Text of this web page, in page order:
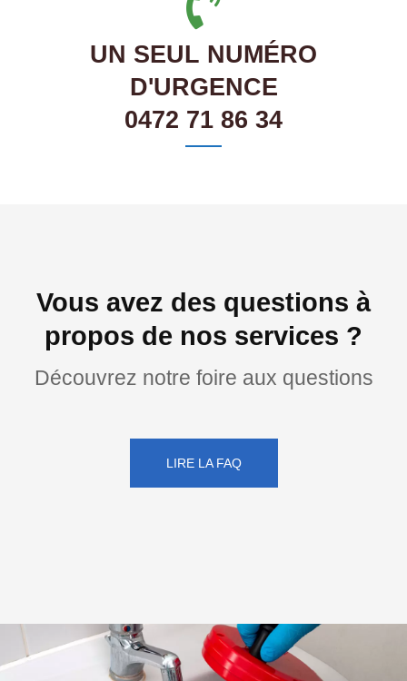
UN SEUL NUMÉRO
D'URGENCE
0472 71 86 34
Vous avez des questions à
propos de nos services ?
Découvrez notre foire aux questions
LIRE LA FAQ